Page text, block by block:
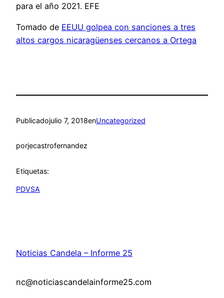
para el año 2021. EFE
Tomado de EEUU golpea con sanciones a tres
altos cargos nicaragüenses cercanos a Ortega
Publicadojulio 7, 2018enUncategorized
porjecastrofernandez
Etiquetas:
PDVSA
Noticias Candela – Informe 25
nc@noticiascandelainforme25.com